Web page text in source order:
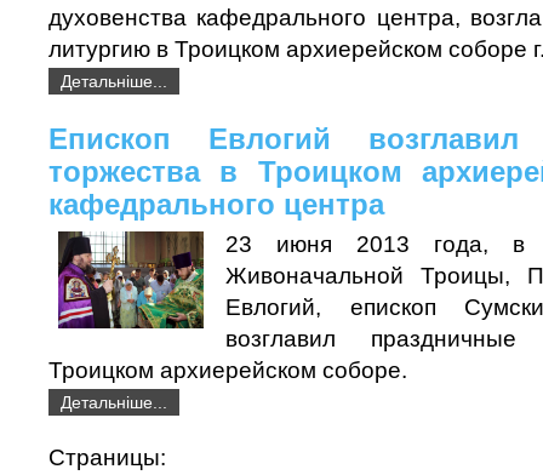
духовенства кафедрального центра,
литургию в Троицком архиерейском соборе
Детальніше...
Епископ Евлогий возглавил
торжества в Троицком
кафедрального центра
23 июня 2013 года, в
Живоначальной Троицы,
Евлогий, епископ
возглавил
Троицком архиерейском соборе.
Детальніше...